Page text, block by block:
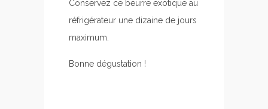
Conservez ce beurre exotique au
réfrigérateur une dizaine de jours
maximum.
Bonne dégustation !